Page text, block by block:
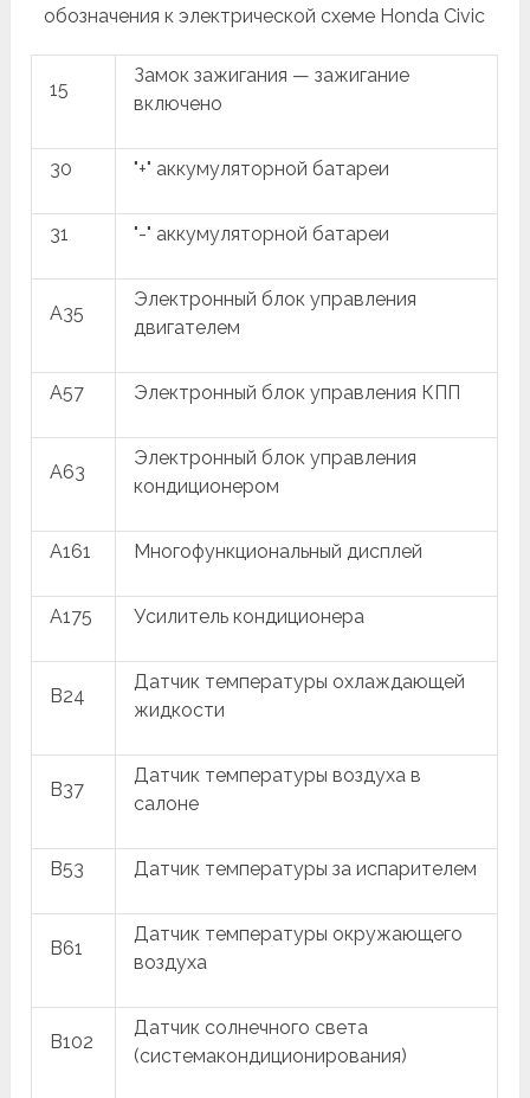
обозначения к электрической схеме Honda Civic
15
Замок зажигания — зажигание
включено
30 "+" аккумуляторной батареи
31 "-" аккумуляторной батареи
A35
Электронный блок управления
двигателем
A57 Электронный блок управления КПП
A63
Электронный блок управления
кондиционером
A161 Многофункциональный дисплей
A175 Усилитель кондиционера
B24
Датчик температуры охлаждающей
жидкости
B37
Датчик температуры воздуха в
салоне
B53 Датчик температуры за испарителем
B61
Датчик температуры окружающего
воздуха
B102
Датчик солнечного света
(системакондиционирования)